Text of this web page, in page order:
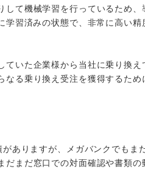
して機械学習を行っているため、
学習済みの状態で、非常に高い精
ていた企業様から当社に乗り換え
なる乗り換え受注を獲得するため
ありますが、メガバンクでもま
だまだ窓口での対面確認や書類の